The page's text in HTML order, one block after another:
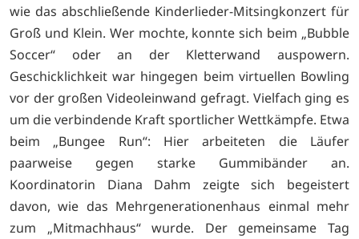
wie das abschließende Kinderlieder-Mitsingkonzert für
Groß und Klein. Wer mochte, konnte sich beim „Bubble
Soccer“ oder an der Kletterwand auspowern.
Geschicklichkeit war hingegen beim virtuellen Bowling
vor der großen Videoleinwand gefragt. Vielfach ging es
um die verbindende Kraft sportlicher Wettkämpfe. Etwa
beim „Bungee Run“: Hier arbeiteten die Läufer
paarweise gegen starke Gummibänder an.
Koordinatorin Diana Dahm zeigte sich begeistert
davon, wie das Mehrgenerationenhaus einmal mehr
zum „Mitmachhaus“ wurde. Der gemeinsame Tag